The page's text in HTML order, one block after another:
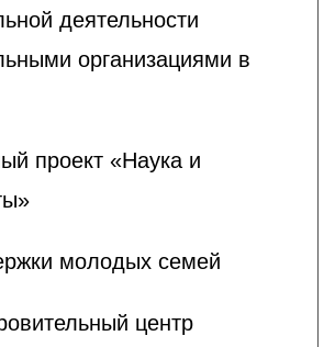
деятельности
организациями в
проект «Наука и
молодых семей
центр